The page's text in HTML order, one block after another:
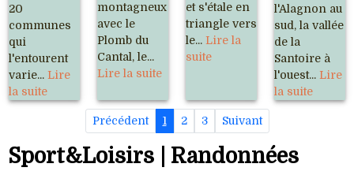
20
communes
qui
l'entourent
varie... Lire
la suite
montagneux
avec le
Plomb du
Cantal, le...
Lire la suite
et s'étale en
triangle vers
le... Lire la
suite
l'Alagnon au
sud, la vallée
de la
Santoire à
l'ouest... Lire
la suite
Précédent 1 2 3 Suivant
Sport&Loisirs | Randonnées